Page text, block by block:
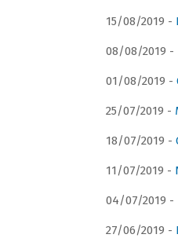
15/08/2019 -
08/08/2019 -
01/08/2019 -
25/07/2019 -
18/07/2019 -
11/07/2019 -
04/07/2019 -
27/06/2019 -